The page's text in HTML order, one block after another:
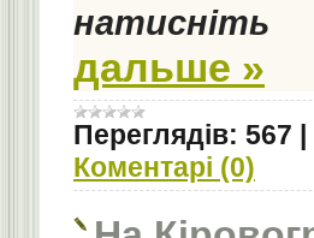
натисніть
дальше »
Переглядів: 567 |
Коментарі (0)